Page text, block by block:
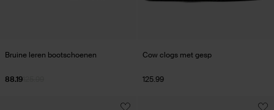
Bruine leren bootschoenen
88.19
Cow clogs met gesp
125.99